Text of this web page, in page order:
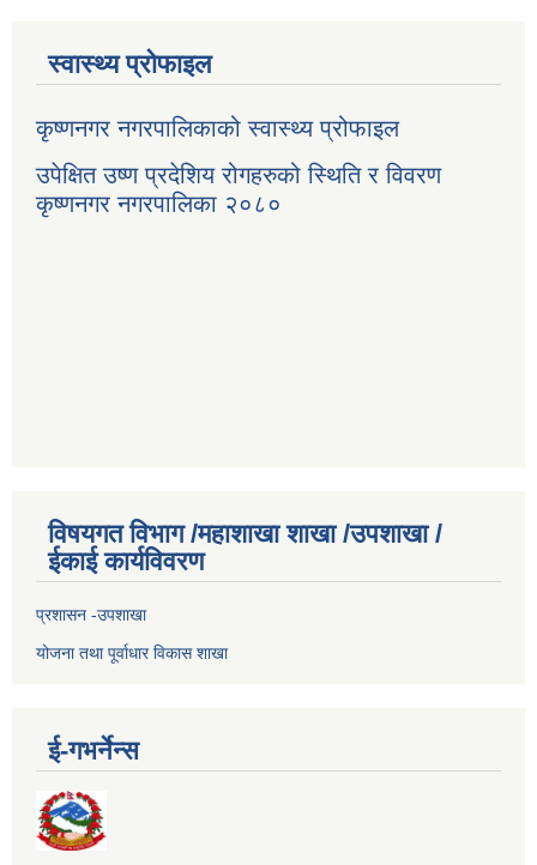
स्वास्थ्य प्रोफाइल
कृष्णनगर नगरपालिकाको स्वास्थ्य प्रोफाइल
उपेक्षित उष्ण प्रदेशिय रोगहरुको स्थिति र विवरण
कृष्णनगर नगरपालिका २०८०
विषयगत विभाग /महाशाखा शाखा /उपशाखा /
ईकाई कार्यविवरण
प्रशासन -उपशाखा
योजना तथा पूर्वाधार विकास शाखा
ई-गभर्नेन्स